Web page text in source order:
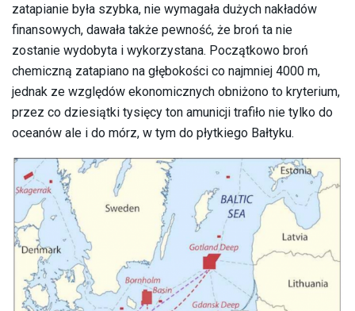
zatapianie była szybka, nie wymagała dużych nakładów
finansowych, dawała także pewność, że broń ta nie
zostanie wydobyta i wykorzystana. Początkowo broń
chemiczną zatapiano na głębokości co najmniej 4000 m,
jednak ze względów ekonomicznych obniżono to kryterium,
przez co dziesiątki tysięcy ton amunicji trafiło nie tylko do
oceanów ale i do mórz, w tym do płytkiego Bałtyku.